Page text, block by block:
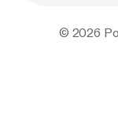
© 2026